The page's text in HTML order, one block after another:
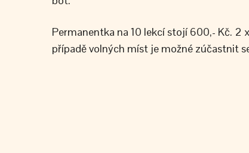
Permanentka na 10 lekcí stojí 600,- Kč. 2
případě volných míst je možné zúčastnit